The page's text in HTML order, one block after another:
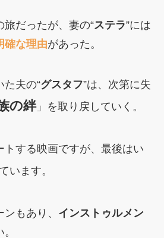
だったが、妻の“ステラ”には
確な理由があった。
た夫の“グスタフ”は、次第に失
の絆」を取り戻していく。
トする映画ですが、最後はい
います。
ンもあり、 インストゥルメン